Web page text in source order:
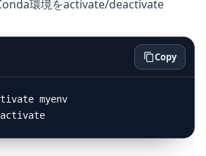
環境をactivate/deactivate
Copy